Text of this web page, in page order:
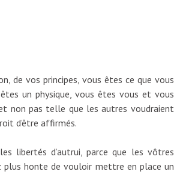
de vos principes, vous êtes ce que vous
un physique, vous êtes vous et vous
non pas telle que les autres voudraient
d’être affirmés.
libertés d’autrui, parce que les vôtres
plus honte de vouloir mettre en place un